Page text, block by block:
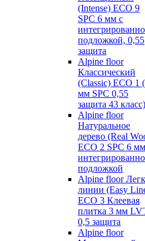
(Intense) ECO 9
SPC 6 мм с
подложкой, 0,55
защита
Alpine floor
Классический
(Classic) ECO 1
мм SPC 0,55
защита 43 класс)
Alpine floor
Натуральное
дерево (Real
ECO 2 SPC 6
подложкой
Alpine floor
линии (Easy
ECO 3 Клеевая
плитка 3 мм
0,5 защита
Alpine floor